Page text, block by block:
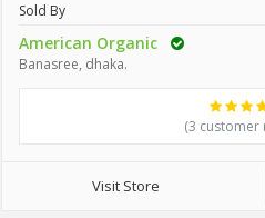
Sold By
American Organic
Banasree, dhaka.
(3 customer
Visit Store